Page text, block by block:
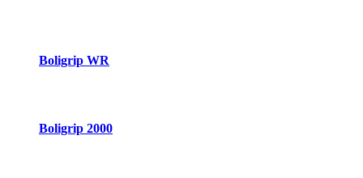
Boligrip WR
Boligrip 2000